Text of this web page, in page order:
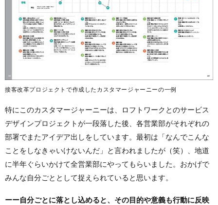
接客改革プロジェクトで作成したカスタマージャーニーの一例
特にこのカスタマージャーニーは、ロフトワークとのサービス
デザインプロジェクトが一段落した後、各営業部がそれぞれの
部署でまたアイデア出しをしています。最初は「なんでこんな
ことをしなきゃいけないんだ」と言われましたが（笑）、地道
に半年ぐらいかけて全営業部にやってもらいました。おかげで
みんな自分ごととして捉えられていると思います。
ーー自分ごとに落とし込めると、その目的や意義も行動に反映